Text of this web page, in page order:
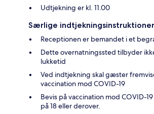
Udtjekning er kl. 11.00
Særlige indtjekningsinstruktioner
Receptionen er bemandet i et
Dette overnatningssted tilbyder
lukketid
Ved indtjekning skal gæster
vaccination mod COVID-19
Bevis på vaccination mod COVID-
på 18 eller derover.